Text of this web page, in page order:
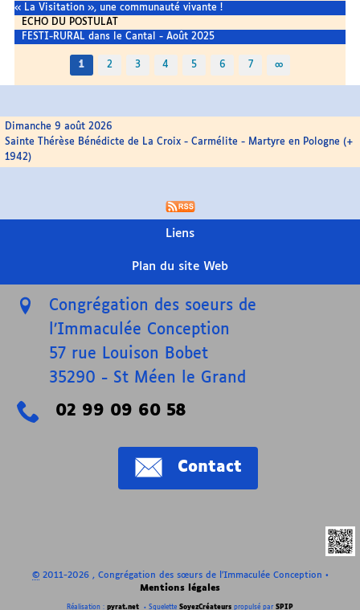
« La Visitation », une communauté vivante !
ECHO DU POSTULAT
FESTI-RURAL dans le Cantal - Août 2025
1 2 3 4 5 6 7 ∞
Dimanche 9 août 2026
Sainte Thérèse Bénédicte de La Croix - Carmélite - Martyre en Pologne (+
1942)
Liens
Plan du site Web
Congrégation des soeurs de
l’Immaculée Conception
57 rue Louison Bobet
35290 - St Méen le Grand
02 99 09 60 58
Contact
©2011-2026 , Congrégation des sœurs de l’Immaculée Conception •
Mentions légales
Réalisation : pyrat.net • Squelette SoyezCréateurs propulsé par SPIP